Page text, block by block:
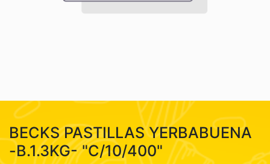
BECKS PASTILLAS YERBABUENA
-B.1.3KG- "C/10/400"